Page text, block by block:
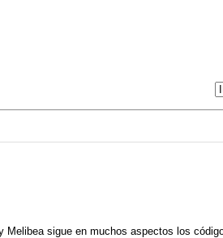
muchos aspectos los códigos amatorios repetidos una y otra vez